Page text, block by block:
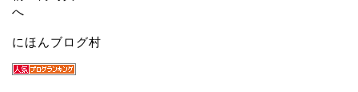
にほんブログ村